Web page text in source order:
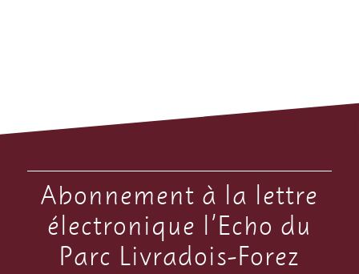
Abonnement à la lettre
électronique l’Echo du
Parc Livradois-Forez